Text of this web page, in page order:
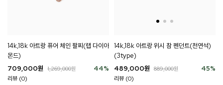
14k,18k 아트랑 퓨어 체인 팔찌(랩 다이아
몬드)
44%
709,000원 1,269,000원
리뷰 (0)
14k,18k 아트랑 위시 참 펜던트(천연석)
(3type)
45%
489,000원 889,000원
리뷰 (0)